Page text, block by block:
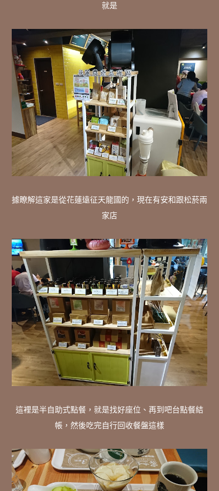
就是
據瞭解這家是從花蓮遠征天龍國的，現在有安和跟松菸兩
家店
這裡是半自助式點餐，就是找好座位、再到吧台點餐結
帳，然後吃完自行回收餐盤這樣